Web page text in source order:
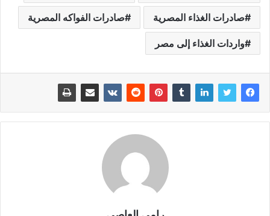
صادرات الغذاء المصرية صادرات الفواكه المصرية
واردات الغذاء إلى مصر